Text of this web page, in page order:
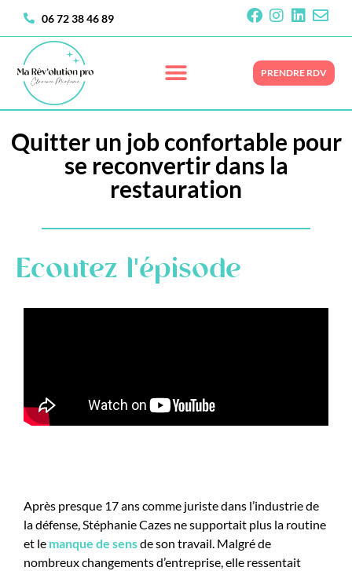
06 72 38 46 89
PRENDRE RDV
Quitter un job confortable pour
se reconvertir dans la
restauration
Ecoutez l'épisode
Après presque 17 ans comme juriste dans l’industrie de
la défense, Stéphanie Cazes ne supportait plus la routine
et le manque de sensde son travail. Malgré de
nombreux changements d’entreprise, elle ressentait